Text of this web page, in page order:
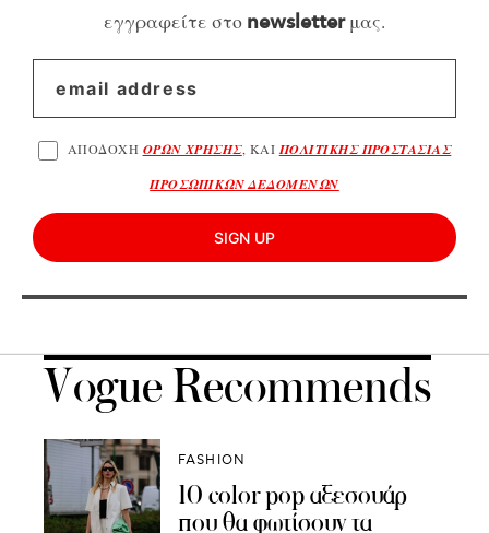
εγγραφείτε στο newsletterμας.
ΑΠΟΔΟΧΗ ΟΡΩΝ ΧΡΗΣΗΣ, ΚΑΙ ΠΟΛΙΤΙΚΗΣ ΠΡΟΣΤΑΣΙΑΣ
ΠΡΟΣΩΠΙΚΩΝ ΔΕΔΟΜΕΝΩΝ
SIGN UP
Vogue Recommends
FASHION
10 color pop αξεσουάρ
που θα φωτίσουν τα